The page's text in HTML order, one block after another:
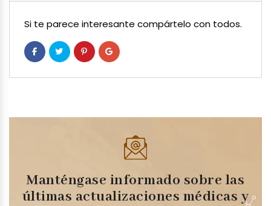
Si te parece interesante compártelo con todos.
Manténgase informado sobre las
últimas actualizaciones médicas y